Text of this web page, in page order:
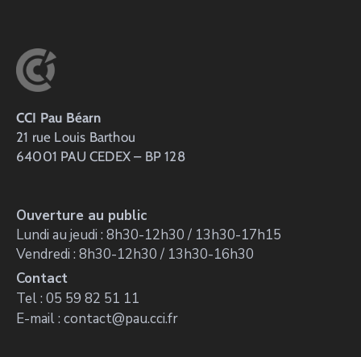
CCI Pau Béarn
21 rue Louis Barthou
64001 PAU CEDEX – BP 128
Ouverture au public
Lundi au jeudi : 8h30-12h30 / 13h30-17h15
Vendredi : 8h30-12h30 / 13h30-16h30
Contact
Tel : 05 59 82 51 11
E-mail : contact@pau.cci.fr